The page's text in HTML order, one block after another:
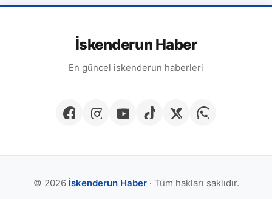
İskenderun Haber
En güncel iskenderun haberleri
© 2026 İskenderun Haber· Tüm hakları saklıdır.